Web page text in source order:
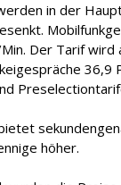
in der
Der Tarif wird
36,9
höher.